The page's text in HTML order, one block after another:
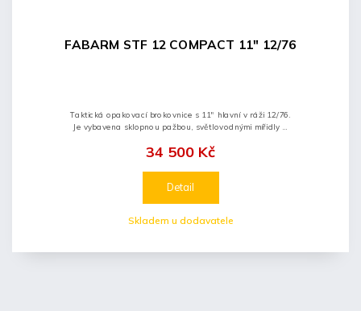
FABARM STF 12 COMPACT 11" 12/76
Skladem u dodavatele
34 500 Kč
Detail
Taktická opakovací brokovnice s 11" hlavní v ráži 12/76.
Je vybavena sklopnou pažbou, světlovodnými mířidly a
tuto pumpovací...